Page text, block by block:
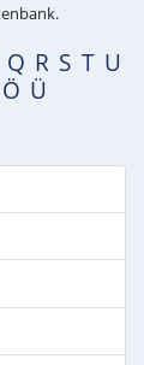
Q R S T U
Ö Ü